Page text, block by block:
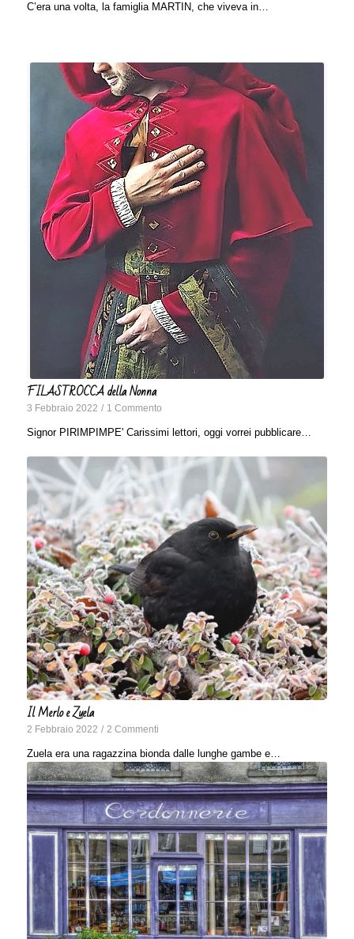
C’era una volta, la famiglia MARTIN, che viveva in…
FILASTROCCA della Nonna
3 Febbraio 2022 / 1 Commento
Signor PIRIMPIMPE' Carissimi lettori, oggi vorrei pubblicare…
Il Merlo e Zuela
2 Febbraio 2022 / 2 Commenti
Zuela era una ragazzina bionda dalle lunghe gambe e…